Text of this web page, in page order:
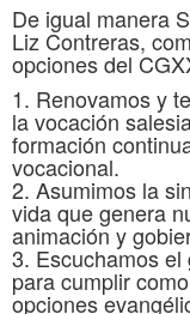
De igual manera
Liz Contreras,
opciones del
1. Renovamos y
la vocación
formación
vocacional.
2. Asumimos la
vida que genera
animación y
3. Escuchamos
para cumplir
opciones